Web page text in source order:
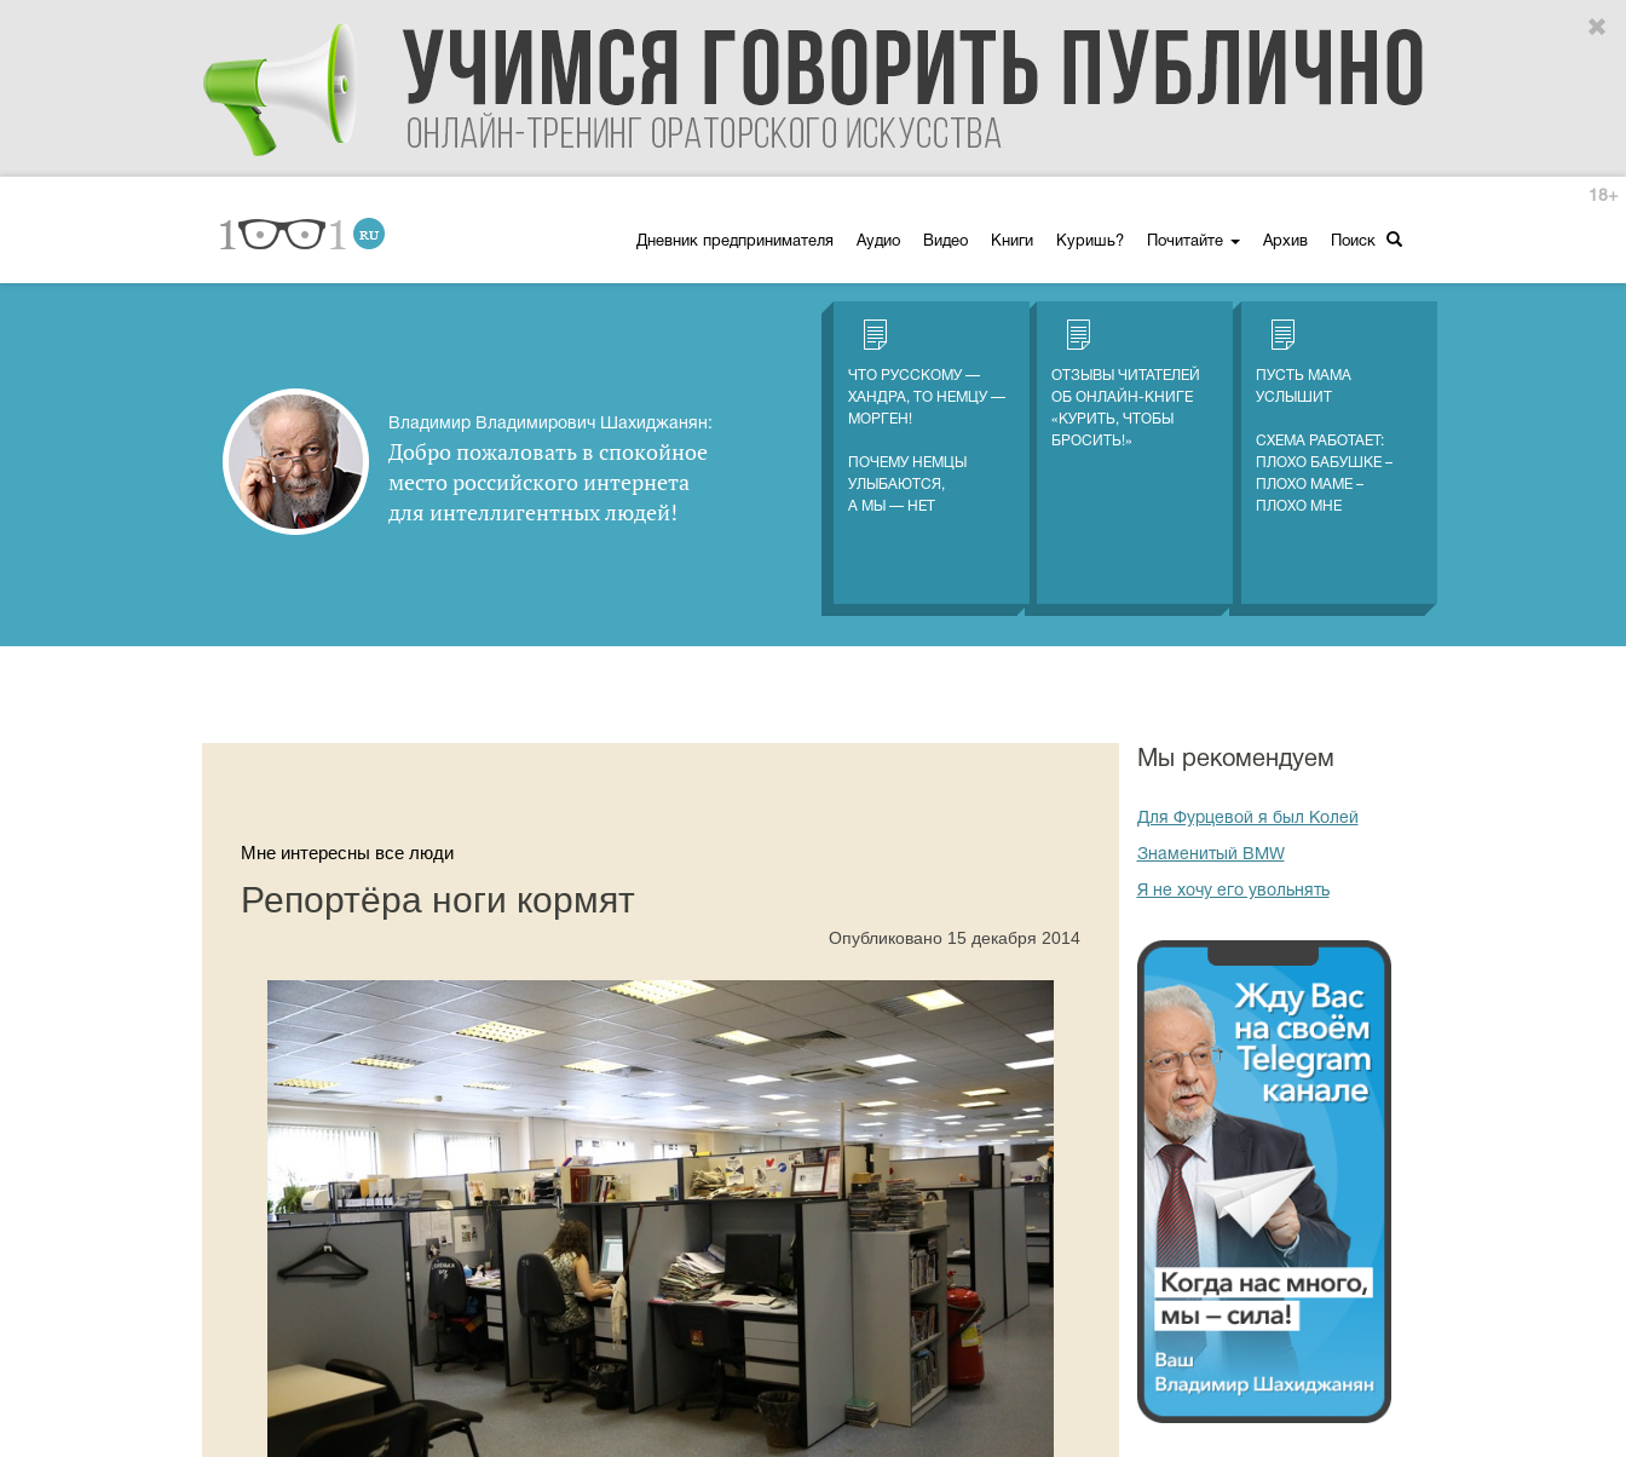
Дневник предпринимателя Аудио Видео Книги Куришь? Почитайте Архив Поиск
18+
Владимир Владимирович Шахиджанян:
Добро пожаловать в спокойное
место российского интернета
для интеллигентных людей!
ЧТО РУССКОМУ —
ХАНДРА, ТО НЕМЦУ —
МОРГЕН!
ПОЧЕМУ НЕМЦЫ
УЛЫБАЮТСЯ,
А МЫ — НЕТ
ОТЗЫВЫ ЧИТАТЕЛЕЙ
ОБ ОНЛАЙН-КНИГЕ
«КУРИТЬ, ЧТОБЫ
БРОСИТЬ!»
ПУСТЬ МАМА
УСЛЫШИТ
СХЕМА РАБОТАЕТ:
ПЛОХО БАБУШКЕ –
ПЛОХО МАМЕ –
ПЛОХО МНЕ
Мне интересны все люди
Репортёра ноги кормят
Опубликовано 15 декабря 2014
Мы рекомендуем
Для Фурцевой я был Колей
Знаменитый BMW
Я не хочу его увольнять